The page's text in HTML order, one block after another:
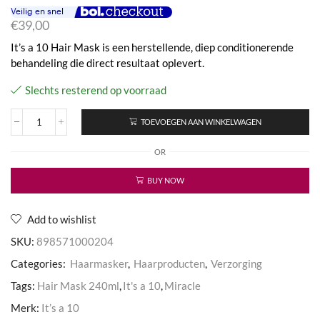
€39,00
It’s a 10 Hair Mask is een herstellende, diep conditionerende
behandeling die direct resultaat oplevert.
Slechts resterend op voorraad
Miracle
240ml
TOEVOEGEN AAN WINKELWAGEN
OR
BUY NOW
Add to wishlist
SKU: 898571000204
Categories: Haarmasker, Haarproducten, Verzorging
Tags: Hair Mask 240ml,It's a 10,Miracle
Merk: It’s a 10